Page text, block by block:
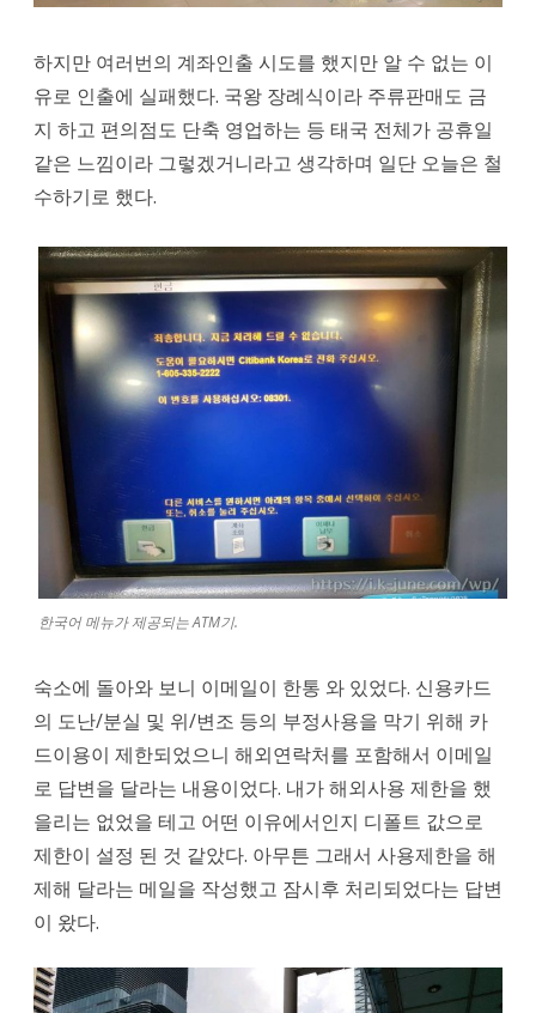
하지만 여러번의 계좌인출 시도를 했지만 알 수 없는 이
유로 인출에 실패했다. 국왕 장례식이라 주류판매도 금
지 하고 편의점도 단축 영업하는 등 태국 전체가 공휴일
같은 느낌이라 그렇겠거니라고 생각하며 일단 오늘은 철
수하기로 했다.
한국어 메뉴가 제공되는 ATM기.
숙소에 돌아와 보니 이메일이 한통 와 있었다. 신용카드
의 도난/분실 및 위/변조 등의 부정사용을 막기 위해 카
드이용이 제한되었으니 해외연락처를 포함해서 이메일
로 답변을 달라는 내용이었다. 내가 해외사용 제한을 했
을리는 없었을 테고 어떤 이유에서인지 디폴트 값으로
제한이 설정 된 것 같았다. 아무튼 그래서 사용제한을 해
제해 달라는 메일을 작성했고 잠시후 처리되었다는 답변
이 왔다.